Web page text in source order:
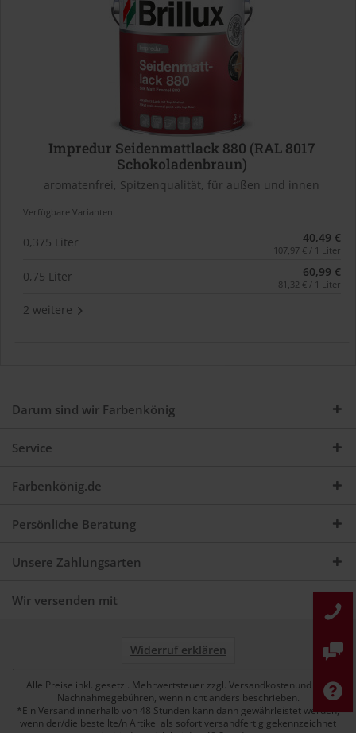
Impredur Seidenmattlack 880 (RAL 8017
Schokoladenbraun)
aromatenfrei, Spitzenqualität, für außen und innen
Verfügbare Varianten
0,375 Liter 40,49 €
107,97 € / 1 Liter
0,75 Liter 60,99 €
81,32 € / 1 Liter
2 weitere
Darum sind wir Farbenkönig
Service
Farbenkönig.de
Persönliche Beratung
Unsere Zahlungsarten
Wir versenden mit
Widerruf erklären
Alle Preise inkl. gesetzl. Mehrwertsteuer zzgl. Versandkostenund ggf.
Nachnahmegebühren, wenn nicht anders beschrieben.
*Ein Versand innerhalb von 48 Stunden kann dann gewährleistet werden,
wenn der/die bestellte/n Artikel als sofort versandfertig gekennzeichnet